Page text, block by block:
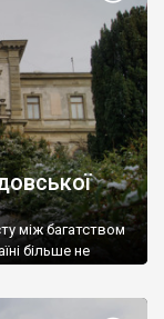
між багатством
більше не